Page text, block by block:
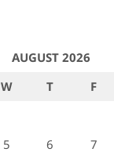
AUGUST 2026
W T F
5 6 7